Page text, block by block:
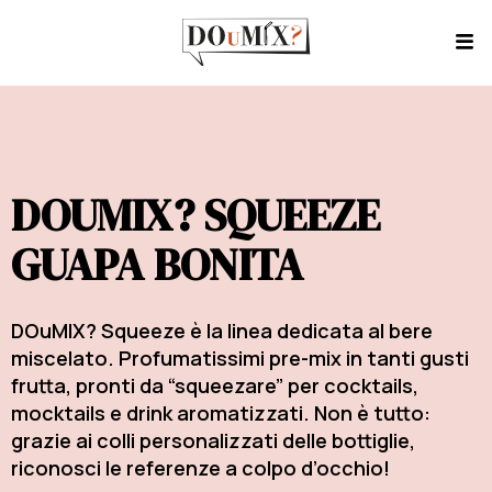
DOUMIX? SQUEEZE
GUAPA BONITA
DOuMIX? Squeeze è la linea dedicata al bere
miscelato. Profumatissimi pre-mix in tanti gusti
frutta, pronti da “squeezare” per cocktails,
mocktails e drink aromatizzati. Non è tutto:
grazie ai colli personalizzati delle bottiglie,
riconosci le referenze a colpo d’occhio!